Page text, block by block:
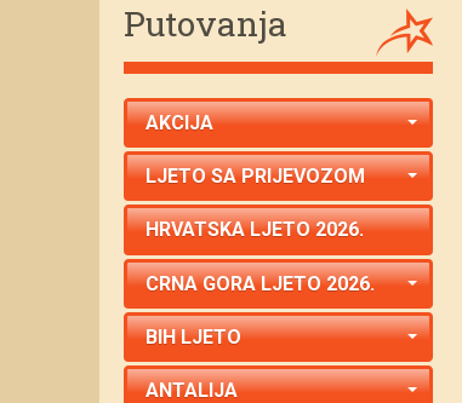
Putovanja
AKCIJA
LJETO SA PRIJEVOZOM
HRVATSKA LJETO 2026.
CRNA GORA LJETO 2026.
BIH LJETO
ANTALIJA